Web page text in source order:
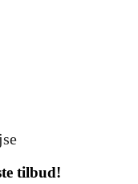
tilbud!